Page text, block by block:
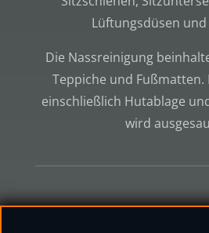
Lüftungsdüsen und
Die Nassreinigung
Teppiche und
einschließlich Hutablage
wird